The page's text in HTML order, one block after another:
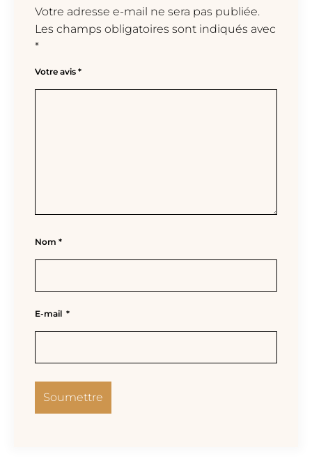
Votre adresse e-mail ne sera pas publiée.
Les champs obligatoires sont indiqués avec
*
Votre avis *
Nom *
E-mail *